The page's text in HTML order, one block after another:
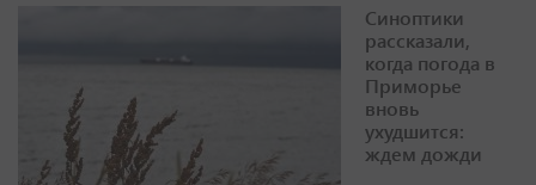
Синоптики
рассказали,
когда погода в
Приморье
вновь
ухудшится:
ждем дожди